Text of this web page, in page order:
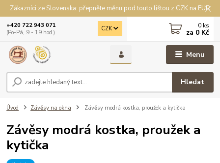
Zákazníci ze Slovenska: přepněte měnu pod touto lištou z CZK na EUR
Menu
CZK
Hledat
+420 722 943 071
(Po-Pá, 9 - 19 hod.)
0 ks
za 0 Kč
Úvod Závěsy na okna Závěsy modrá kostka, proužek a kytička
Závěsy modrá kostka, proužek a
kytička